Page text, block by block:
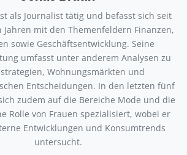
als Journalist tätig und befasst sich seit
Jahren mit den Themenfeldern Finanzen,
sowie Geschäftsentwicklung. Seine
umfasst unter anderem Analysen zu
Wohnungsmärkten und
Entscheidungen. In den letzten fünf
zudem auf die Bereiche Mode und die
Rolle von Frauen spezialisiert, wobei er
Entwicklungen und Konsumtrends
untersucht.